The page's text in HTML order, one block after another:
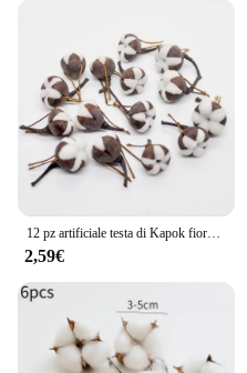
12 pz artificiale testa di Kapok fiore essiccato bianco cotone naturale testa di fiore fai da te ghirlanda Bouquet decorazione di pasqua autunno decorazioni per la casa
2,59€